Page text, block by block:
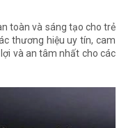
toàn và sáng tạo cho trẻ
thương hiệu uy tín, cam
và an tâm nhất cho các